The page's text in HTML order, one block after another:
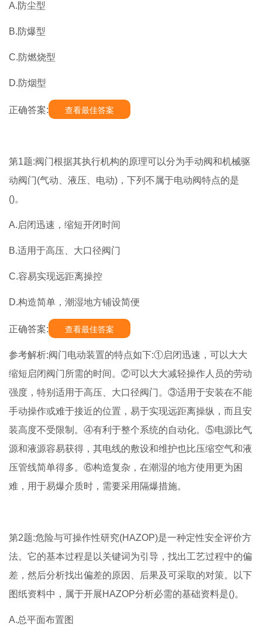
A.防尘型
B.防爆型
C.防燃烧型
D.防烟型
正确答案: 查看最佳答案
第1题:阀门根据其执行机构的原理可以分为手动阀和机械驱
动阀门(气动、液压、电动)，下列不属于电动阀特点的是
()。
A.启闭迅速，缩短开闭时间
B.适用于高压、大口径阀门
C.容易实现远距离操控
D.构造简单，潮湿地方铺设简便
正确答案: 查看最佳答案
参考解析:阀门电动装置的特点如下:①启闭迅速，可以大大
缩短启闭阀门所需的时间。②可以大大减轻操作人员的劳动
强度，特别适用于高压、大口径阀门。③适用于安装在不能
手动操作或难于接近的位置，易于实现远距离操纵，而且安
装高度不受限制。④有利于整个系统的自动化。⑤电源比气
源和液源容易获得，其电线的敷设和维护也比压缩空气和液
压管线简单得多。⑥构造复杂，在潮湿的地方使用更为困
难，用于易爆介质时，需要采用隔爆措施。
第2题:危险与可操作性研究(HAZOP)是一种定性安全评价方
法。它的基本过程是以关键词为引导，找出工艺过程中的偏
差，然后分析找出偏差的原因、后果及可采取的对策。以下
图纸资料中，属于开展HAZOP分析必需的基础资料是()。
A.总平面布置图